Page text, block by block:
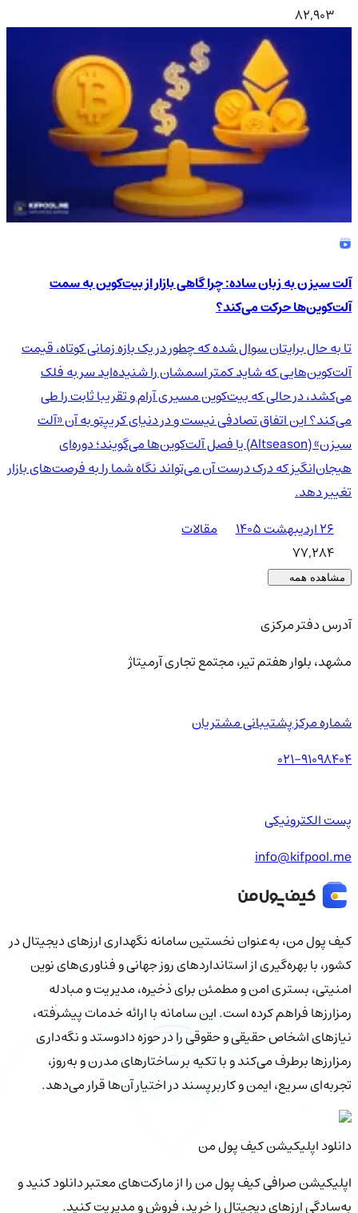
82,903
آلت سیزن به زبان ساده: چرا گاهی بازار از بیت‌کوین به سمت
آلت‌کوین‌ها حرکت می‌کند؟
تا به حال برایتان سوال شده که چطور در یک بازه زمانی کوتاه، قیمت
آلت‌کوین‌هایی که شاید کمتر اسمشان را شنیده‌اید سر به فلک
می‌کشد، در حالی که بیت‌کوین مسیری آرام و تقریبا ثابت را طی
می‌کند؟ این اتفاق تصادفی نیست و در دنیای کریپتو به آن «آلت
سیزن» (Altseason) یا فصل آلت‌کوین‌ها می‌گویند؛ دوره‌ای
هیجان‌انگیز که درک درست آن می‌تواند نگاه شما را به فرصت‌های بازار
تغییر دهد.
۲۶ اردیبهشت ۱۴۰۵
مقالات
77,284
مشاهده همه
آدرس دفتر مرکزی
مشهد، بلوار هفتم تیر، مجتمع تجاری آرمیتاژ
شماره مرکز پشتیبانی مشتریان
021-91098404
پست الکترونیکی
info@kifpool.me
کیف‌ پول من، به‌عنوان نخستین سامانه نگهداری ارزهای دیجیتال در
کشور، با بهره‌گیری از استانداردهای روز جهانی و فناوری‌های نوین
امنیتی، بستری امن و مطمئن برای ذخیره، مدیریت و مبادله
رمزارزها فراهم کرده است. این سامانه با ارائه خدمات پیشرفته،
نیازهای اشخاص حقیقی و حقوقی را در حوزه دادوستد و نگه‌داری
رمزارزها برطرف می‌کند و با تکیه بر ساختارهای مدرن و به‌روز،
تجربه‌ای سریع، ایمن و کاربرپسند در اختیار آن‌ها قرار می‌دهد.
دانلود اپلیکیشن کیف‌ پول من
اپلیکیشن صرافی کیف پول من را از مارکت‌های معتبر دانلود کنید و
به‌سادگی ارزهای دیجیتال را خرید، فروش و مدیریت کنید.